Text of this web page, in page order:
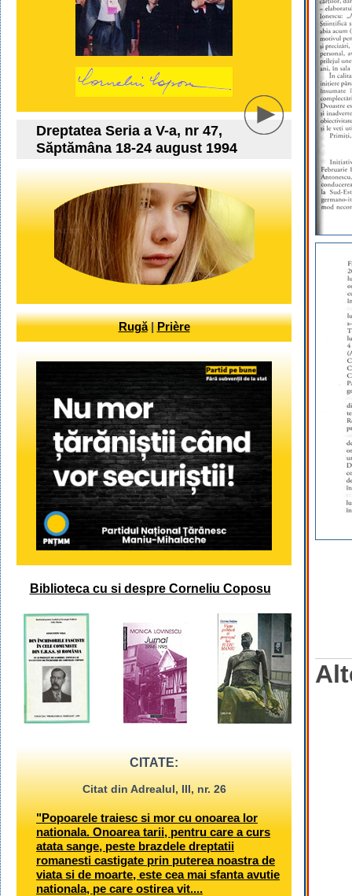
Dreptatea Seria a V-a, nr 47,
Săptămâna 18-24 august 1994
Rugă|Prière
Biblioteca cu si despre Corneliu Coposu
CITATE:
Citat din Adrealul, III, nr. 26
"Popoarele traiesc si mor cu onoarea lor
nationala. Onoarea tarii, pentru care a curs
atata sange, peste brazdele dreptatii
romanesti castigate prin puterea noastra de
viata si de moarte, este cea mai sfanta avutie
nationala, pe care ostirea vit....